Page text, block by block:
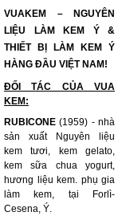
VUAKEM – NGUYÊN
LIỆU LÀM KEM Ý &
THIẾT BỊ LÀM KEM Ý
HÀNG ĐẦU VIỆT NAM!
ĐỐI TÁC CỦA VUA
KEM:
RUBICONE (1959) - nhà
sản xuất Nguyên liệu
kem tươi, kem gelato,
kem sữa chua yogurt,
hương liệu kem. phụ gia
làm kem, tại Forlì-
Cesena, Ý.